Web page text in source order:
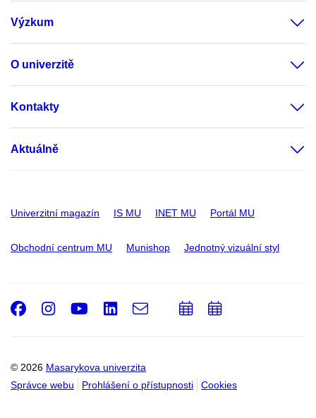
Výzkum
O univerzitě
Kontakty
Aktuálně
Univerzitní magazín IS MU INET MU Portál MU
Obchodní centrum MU Munishop Jednotný vizuální styl
© 2026 Masarykova univerzita
Správce webu
Prohlášení o přístupnosti Cookies
Facebook
Instagram
Youtube
LinkedIn
e-
PřidatPřidat